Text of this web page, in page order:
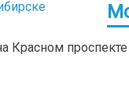
Красном